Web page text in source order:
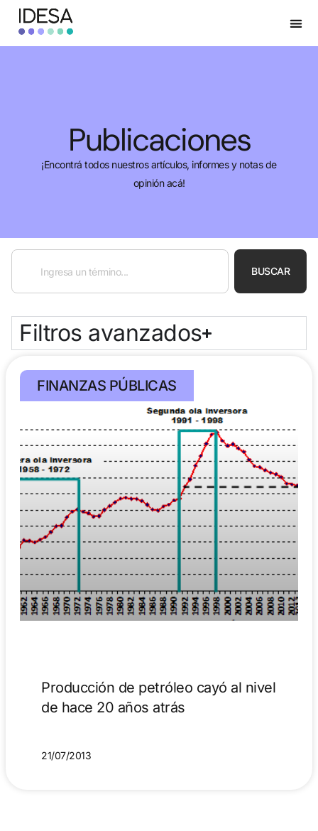
Publicaciones
¡Encontrá todos nuestros artículos, informes y notas de
opinión acá!
BUSCAR
Filtros avanzados
FINANZAS PÚBLICAS
Producción de petróleo cayó al nivel
de hace 20 años atrás
21/07/2013